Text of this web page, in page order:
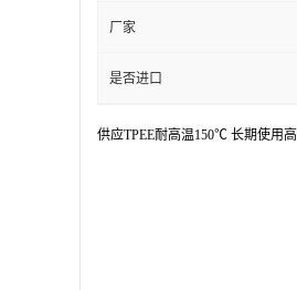
厂家
是否进口
供应TPEE耐高温150℃ 长期使用